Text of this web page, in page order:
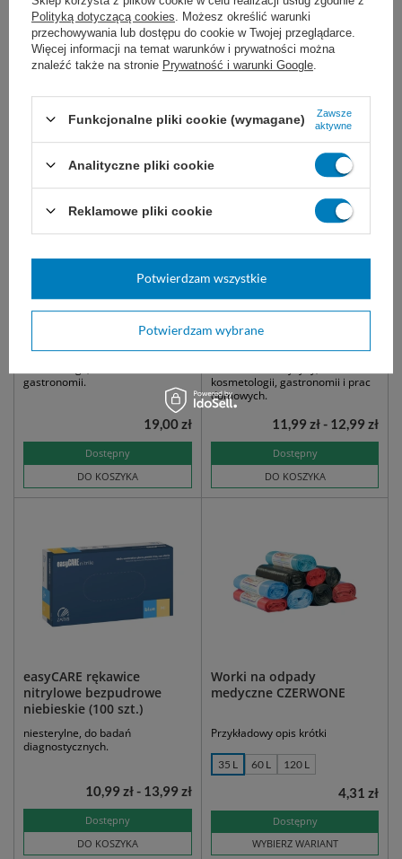
Może Ci sie przydać:
easyCARE BERRY rękawice
nitrylowe bezpudrowe
Jednorazowe rękawice ochronne
o wysokiej elastyczności, i
Idealne do medycyny,
gastronomii.
Dostępny
DO KOSZYKA
19,00 zł
easyCARE FLEX rękawice
nitrylowe bezpudrowe
Jednorazowe rękawice ochronne
o wysokiej elastyczności i
odporności. Bezpieczne dla
skóry, bez lateksu i pudru,
kosmetologii, gastronomii i prac
domowych.
Dostępny
DO KOSZYKA
11,99 zł - 12,99 zł
easyCARE rękawice
nitrylowe bezpudrowe
niebieskie (100 szt.)
niesterylne, do badań
diagnostycznych.
Dostępny
DO KOSZYKA
10,99 zł - 13,99 zł
Worki na odpady
medyczne CZERWONE
Przykładowy opis krótki
35 L 60 L 120 L
Dostępny
WYBIERZ WARIANT
4,31 zł
Polityką dotyczącą cookies . Możesz określić warunki
przechowywania lub dostępu do cookie w Twojej przeglądarce.
Więcej informacji na temat warunków i prywatności można
znaleźć także na stronie Prywatność i warunki Google
Funkcjonalne pliki cookie (wymagane)
Zawsze
aktywne
Analityczne pliki cookie
Reklamowe pliki cookie
Potwierdzam wybrane
Potwierdzam wszystkie